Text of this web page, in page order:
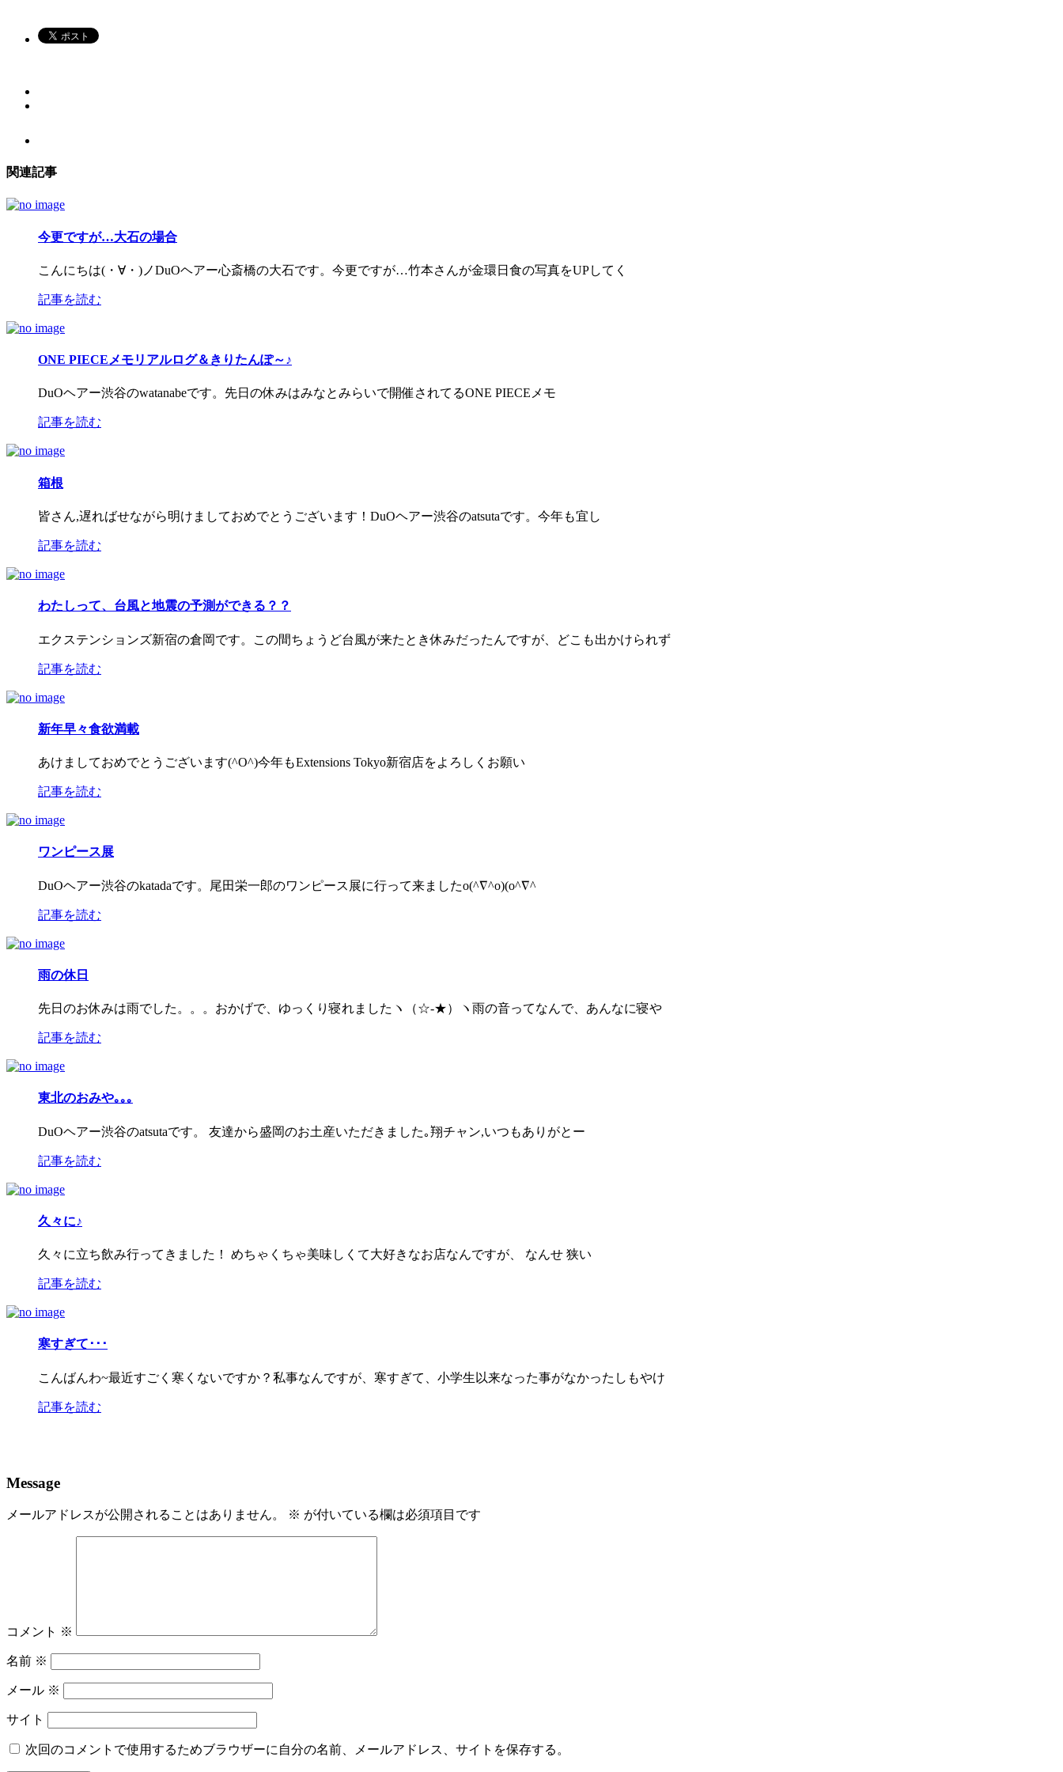
関連記事
今更ですが…大石の場合
こんにちは(・∀・)ノDuOヘアー心斎橋の大石です。今更ですが…竹本さんが金環日食の写真をUPしてく
記事を読む
ONE PIECEメモリアルログ＆きりたんぽ～♪
DuOヘアー渋谷のwatanabeです。先日の休みはみなとみらいで開催されてるONE PIECEメモ
記事を読む
箱根
皆さん,遅ればせながら明けましておめでとうございます！DuOヘアー渋谷のatsutaです。今年も宜し
記事を読む
わたしって、台風と地震の予測ができる？？
エクステンションズ新宿の倉岡です。この間ちょうど台風が来たとき休みだったんですが、どこも出かけられず
記事を読む
新年早々食欲満載
あけましておめでとうございます(^O^)今年もExtensions Tokyo新宿店をよろしくお願い
記事を読む
ワンピース展
DuOヘアー渋谷のkatadaです。尾田栄一郎のワンピース展に行って来ましたo(^∇^o)(o^∇^
記事を読む
雨の休日
先日のお休みは雨でした。。。おかげで、ゆっくり寝れましたヽ（☆‐★）ヽ雨の音ってなんで、あんなに寝や
記事を読む
東北のおみや｡｡｡
DuOヘアー渋谷のatsutaです。 友達から盛岡のお土産いただきました｡翔チャン,いつもありがとー
記事を読む
久々に♪
久々に立ち飲み行ってきました！ めちゃくちゃ美味しくて大好きなお店なんですが、 なんせ 狭い
記事を読む
寒すぎて･･･
こんばんわ~最近すごく寒くないですか？私事なんですが、寒すぎて、小学生以来なった事がなかったしもやけ
記事を読む
Message
メールアドレスが公開されることはありません。 ※ が付いている欄は必須項目です
コメント ※
名前 ※
メール ※
サイト
次回のコメントで使用するためブラウザーに自分の名前、メールアドレス、サイトを保存する。